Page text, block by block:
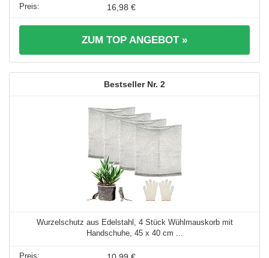
16,98 €
ZUM TOP ANGEBOT »
2
Wurzelschutz aus Edelstahl, 4 Stück Wühlmauskorb mit
Handschuhe, 45 x 40 cm ...